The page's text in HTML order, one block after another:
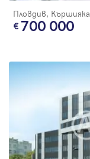
Пловдив, Кършияка
700 000